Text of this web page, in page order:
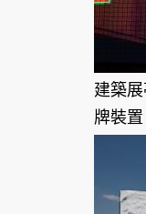
建築
牌裝